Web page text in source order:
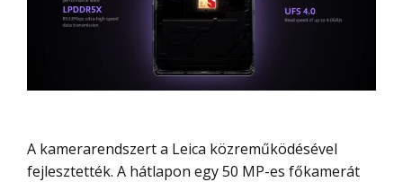
A kamerarendszert a Leica közreműködésével
fejlesztették. A hátlapon egy 50 MP-es főkamerát